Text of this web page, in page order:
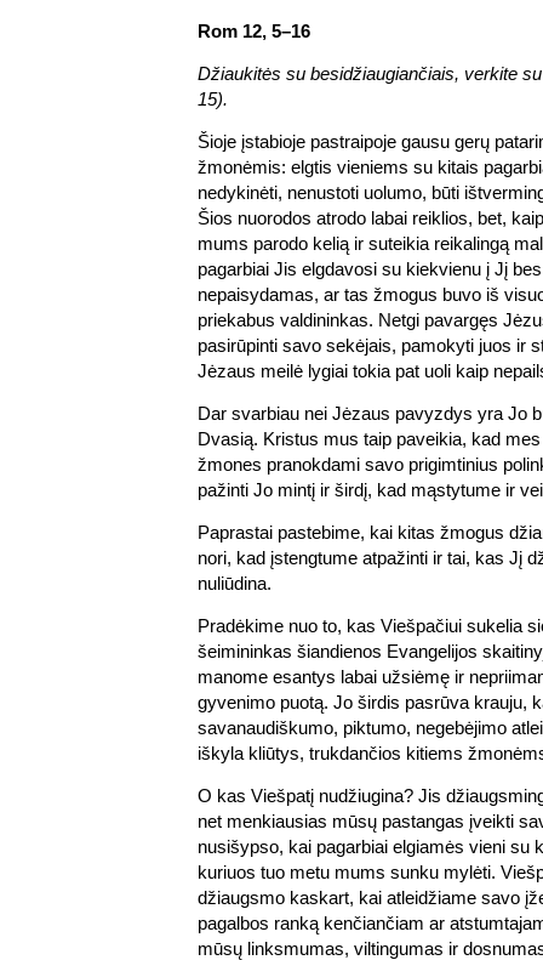
Rom 12, 5–16
Džiaukitės su besidžiaugiančiais, verkite
15).
Šioje įstabioje pastraipoje gausu gerų
žmonėmis: elgtis vieniems su kitais
nedykinėti, nenustoti uolumo, būti
Šios nuorodos atrodo labai reiklios, bet,
mums parodo kelią ir suteikia reikalingą
pagarbiai Jis elgdavosi su kiekvienu į Jį
nepaisydamas, ar tas žmogus buvo iš
priekabus valdininkas. Netgi pavargęs
pasirūpinti savo sekėjais, pamokyti juos ir
Jėzaus meilė lygiai tokia pat uoli kaip
Dar svarbiau nei Jėzaus pavyzdys yra Jo
Dvasią. Kristus mus taip paveikia, kad
žmones pranokdami savo prigimtinius
pažinti Jo mintį ir širdį, kad mąstytume ir
Paprastai pastebime, kai kitas žmogus
nori, kad įstengtume atpažinti ir tai, kas Jį
nuliūdina.
Pradėkime nuo to, kas Viešpačiui sukelia
šeimininkas šiandienos Evangelijos
manome esantys labai užsiėmę ir
gyvenimo puotą. Jo širdis pasrūva krauju,
savanaudiškumo, piktumo, negebėjimo
iškyla kliūtys, trukdančios kitiems
O kas Viešpatį nudžiugina? Jis
net menkiausias mūsų pastangas įveikti
nusišypso, kai pagarbiai elgiamės vieni su
kuriuos tuo metu mums sunku mylėti.
džiaugsmo kaskart, kai atleidžiame savo
pagalbos ranką kenčiančiam ar
mūsų linksmumas, viltingumas ir